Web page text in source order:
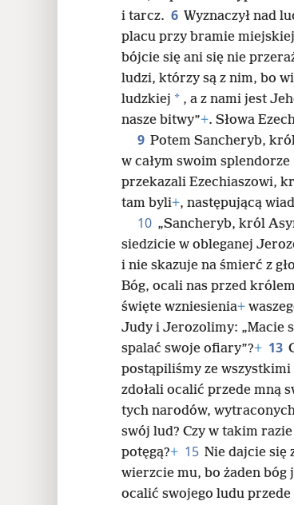
i tarcz. 6 Wyznaczył nad
placu przy bramie
bójcie się ani się nie
ludzi, którzy są z nim, bo
ludzkiej * , a z nami jest
nasze bitwy”+. Słowa
9 Potem Sancheryb,
w całym swoim splendorze
przekazali Ezechiaszowi,
tam byli+, następującą
10 „Sancheryb, król
siedzicie w obleganej
i nie skazuje na śmierć z
Bóg, ocali nas przed
święte wzniesienia+
Judy i Jerozolimy: „Macie
spalać swoje ofiary”?+ 13
postąpiliśmy ze
zdołali ocalić przede mną
tych narodów,
swój lud? Czy w takim
potęgą?+ 15 Nie dajcie się
wierzcie mu, bo żaden bóg
ocalić swojego ludu